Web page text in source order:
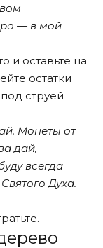
— в мой
и оставьте на
остатки
струёй
Монеты от
дай,
всегда
Духа.